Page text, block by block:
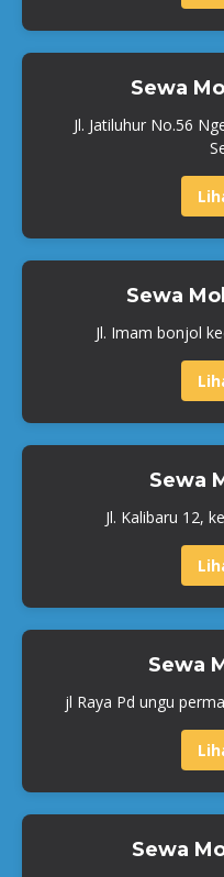
Sewa
Jl. Jatiluhur No.56
Sewa
Jl. Imam bonjol
Sewa
Jl. Kalibaru 12,
Sewa
jl Raya Pd ungu
Sewa